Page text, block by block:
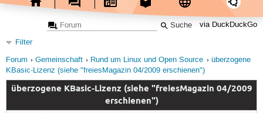
via DuckDuckGo
Filter
Forum
Gemeinschaft Rund um Linux und Open Source
überzogene
KBasic-Lizenz (siehe "freiesMagazin 04/2009 erschienen")
überzogene KBasic-Lizenz (siehe "freiesMagazin 04/2009
erschienen")